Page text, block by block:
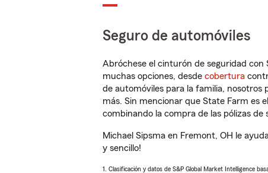
Seguro de automóviles
Abróchese el cinturón de seguridad con
muchas opciones, desde cobertura
de automóviles para la familia, nosotros
más. Sin mencionar que State Farm es
combinando la compra de las pólizas de
Michael Sipsma en Fremont, OH le
y sencillo!
1. Clasificación y datos de S&P Global Market Intelligence